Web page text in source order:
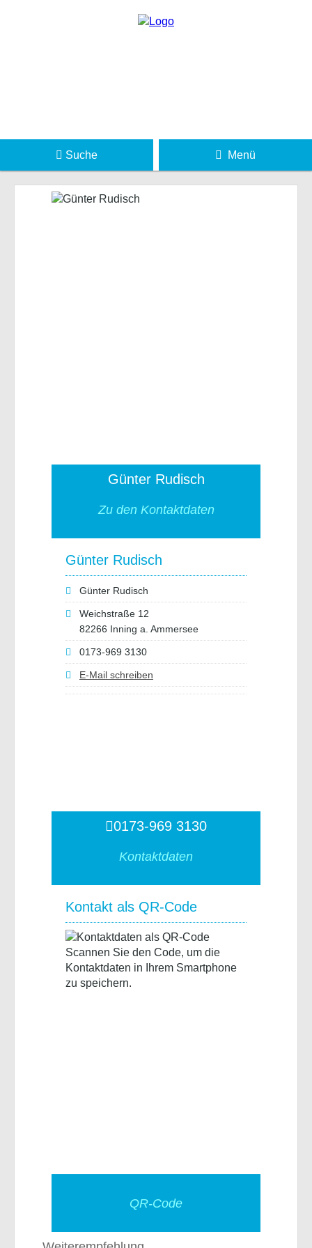
Suche Menü
Günter Rudisch
Zu den Kontaktdaten
Günter Rudisch
Günter Rudisch
Weichstraße 12
82266 Inning a. Ammersee
0173-969 3130
E-Mail schreiben
0173-969 3130
Kontaktdaten
Kontakt als QR-Code
Scannen Sie den Code, um die
Kontaktdaten in Ihrem Smartphone
zu speichern.
QR-Code